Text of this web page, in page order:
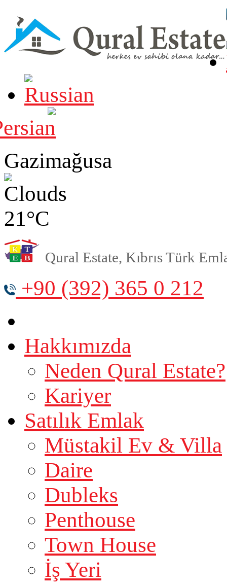
Gazimağusa
21°C
Qural Estate, Kıbrıs Türk
+90 (392) 365 0 212
Hakkımızda
Neden Qural Estate?
Kariyer
Satılık Emlak
Müstakil Ev & Villa
Daire
Dubleks
Penthouse
Town House
İş Yeri